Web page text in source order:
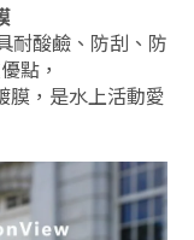
耐酸鹼、防刮、防
點，
， 是水上活動愛